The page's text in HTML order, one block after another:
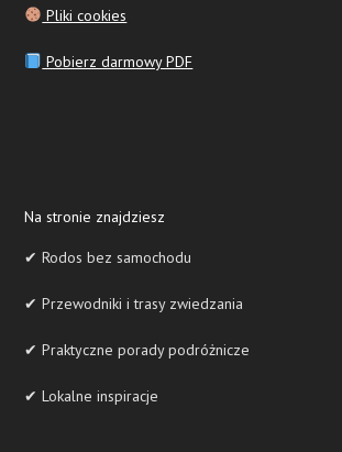
Pliki cookies
Pobierz darmowy PDF
Na stronie znajdziesz
✔ Rodos bez samochodu
✔ Przewodniki i trasy zwiedzania
✔ Praktyczne porady podróżnicze
✔ Lokalne inspiracje